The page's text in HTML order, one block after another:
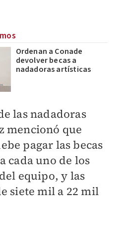
Ordenan a Conade
devolver becas a
nadadoras artísticas
las nadadoras
mencionó que
pagar las becas
cada uno de los
equipo, y las
siete mil a 22 mil